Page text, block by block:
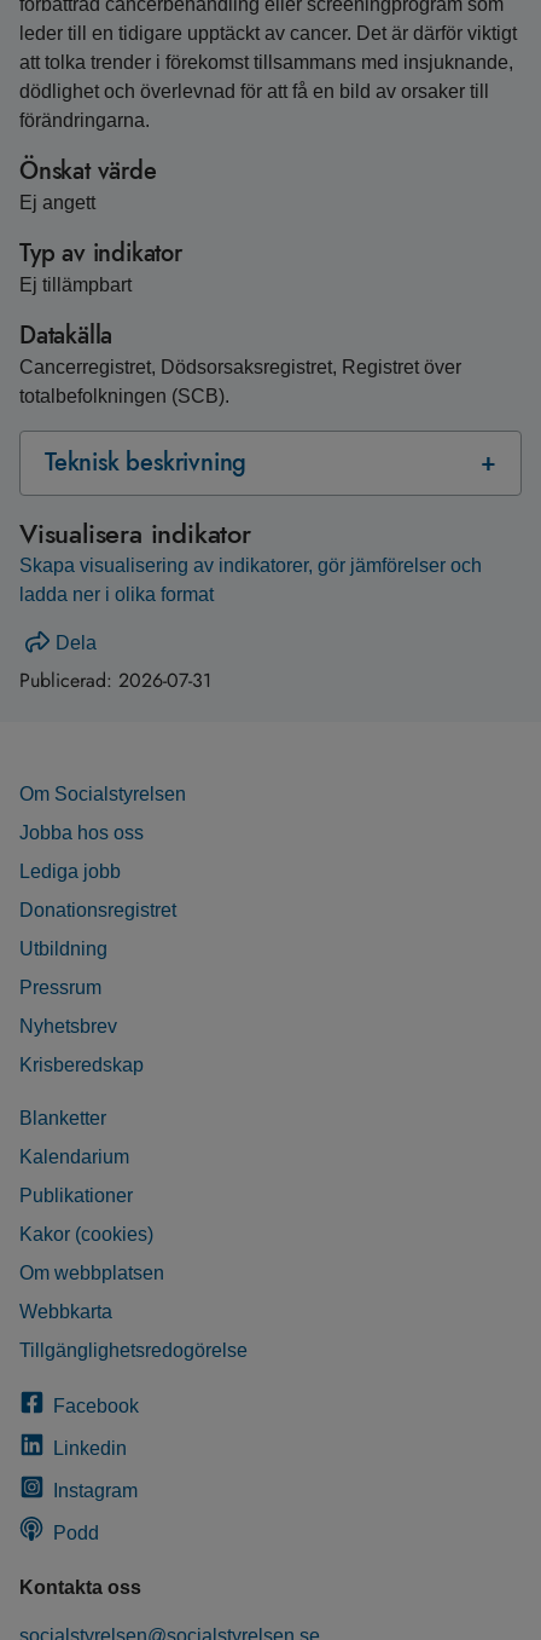
förbättrad cancerbehandling eller screeningprogram som
leder till en tidigare upptäckt av cancer. Det är därför viktigt
att tolka trender i förekomst tillsammans med insjuknande,
dödlighet och överlevnad för att få en bild av orsaker till
förändringarna.
Önskat värde
Ej angett
Typ av indikator
Ej tillämpbart
Datakälla
Cancerregistret, Dödsorsaksregistret, Registret över
totalbefolkningen (SCB).
Teknisk beskrivning
Visualisera indikator
Skapa visualisering av indikatorer, gör jämförelser och
ladda ner i olika format
Dela
Publicerad: 2026-07-31
Om Socialstyrelsen
Jobba hos oss
Lediga jobb
Donationsregistret
Utbildning
Pressrum
Nyhetsbrev
Krisberedskap
Blanketter
Kalendarium
Publikationer
Kakor (cookies)
Om webbplatsen
Webbkarta
Tillgänglighetsredogörelse
Facebook
Linkedin
Instagram
Podd
Kontakta oss
socialstyrelsen@socialstyrelsen.se